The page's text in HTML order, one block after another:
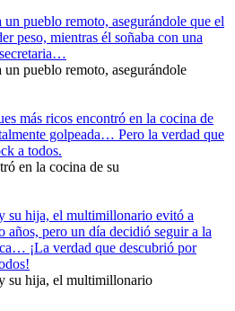
pueblo remoto, asegurándole que el
peso, mientras él soñaba con una
pueblo remoto, asegurándole
más ricos encontró en la cocina de
golpeada… Pero la verdad que
a todos.
en la cocina de su
su hija, el multimillonario evitó a
años, pero un día decidió seguir a la
¡La verdad que descubrió por
su hija, el multimillonario